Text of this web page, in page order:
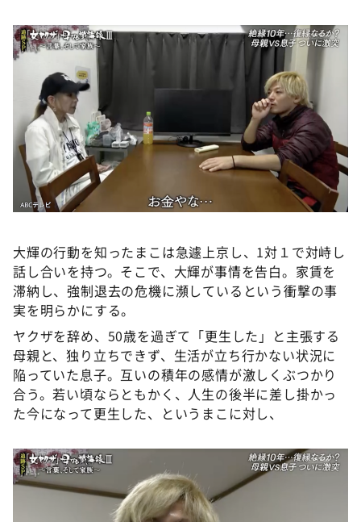
大輝の行動を知ったまこは急遽上京し、1対１で対峙し
話し合いを持つ。そこで、大輝が事情を告白。家賃を
滞納し、強制退去の危機に瀕しているという衝撃の事
実を明らかにする。
ヤクザを辞め、50歳を過ぎて「更生した」と主張する
母親と、独り立ちできず、生活が立ち行かない状況に
陥っていた息子。互いの積年の感情が激しくぶつかり
合う。若い頃ならともかく、人生の後半に差し掛かっ
た今になって更生した、というまこに対し、